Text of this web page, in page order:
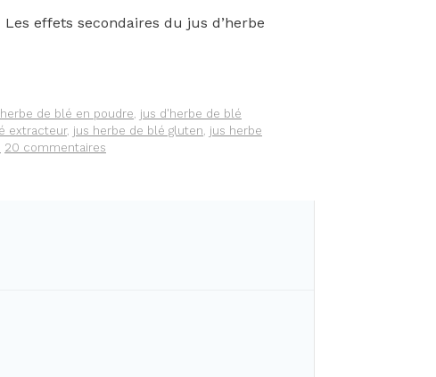
effets secondaires du jus d’herbe
de blé en poudre, jus d'herbe de blé
extracteur, jus herbe de blé gluten, jus herbe
20 commentaires